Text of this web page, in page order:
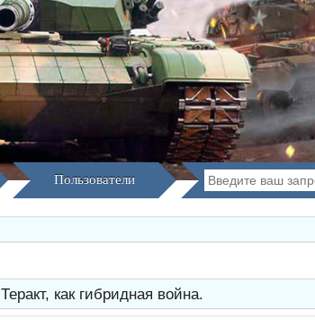
Пользователи
Теракт, как гибридная война.